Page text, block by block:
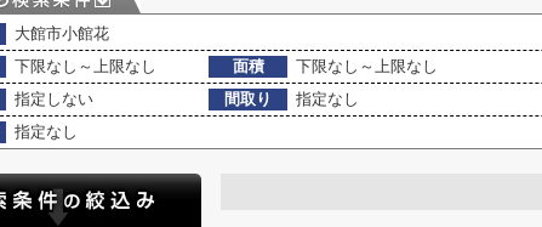
大館市小館花
下限なし～上限なし 面積
下限なし～上限なし
指定しない 間取り
指定なし
指定なし